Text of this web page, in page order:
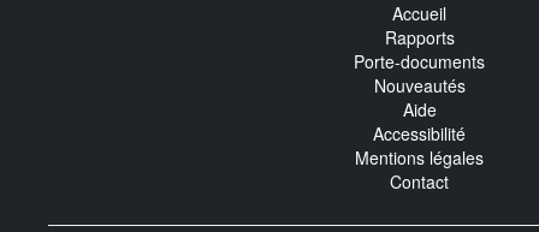
Accueil
Rapports
Porte-documents
Nouveautés
Aide
Accessibilité
Mentions légales
Contact